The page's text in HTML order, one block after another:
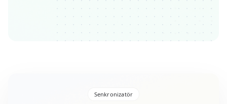
Senkronizatör